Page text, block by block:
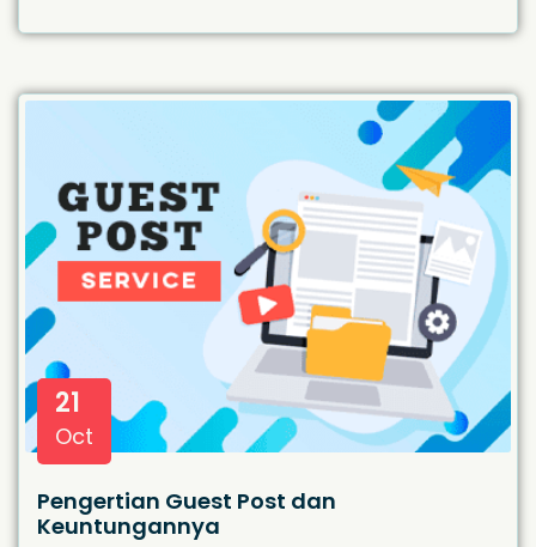
21
Oct
Pengertian Guest Post dan
Keuntungannya